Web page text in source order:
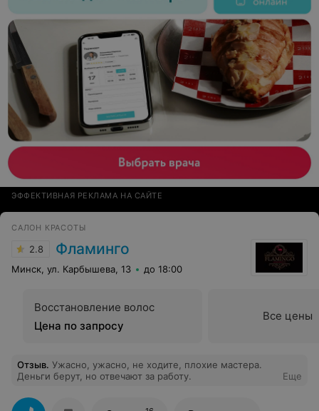
ЭФФЕКТИВНАЯ РЕКЛАМА НА САЙТЕ
САЛОН КРАСОТЫ
2.8 Фламинго
Минск, ул. Карбышева, 13 до 18:00
Восстановление волос
Цена по запросу
Все цены
Отзыв. Ужасно, ужасно, не ходите, плохие мастера.
Деньги берут, но отвечают за работу.
Еще